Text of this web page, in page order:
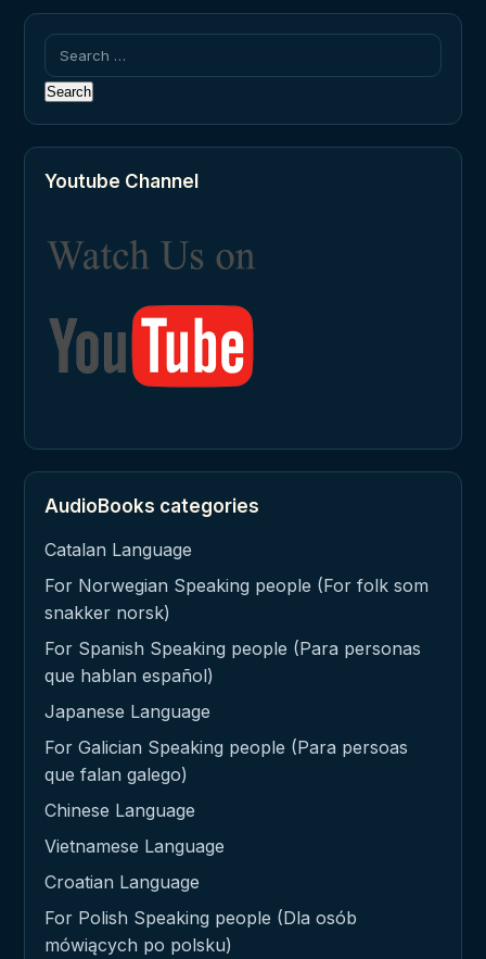
Search
for:
Youtube Channel
AudioBooks categories
Catalan Language
For Norwegian Speaking people (For folk som
snakker norsk)
For Spanish Speaking people (Para personas
que hablan español)
Japanese Language
For Galician Speaking people (Para persoas
que falan galego)
Chinese Language
Vietnamese Language
Croatian Language
For Polish Speaking people (Dla osób
mówiących po polsku)